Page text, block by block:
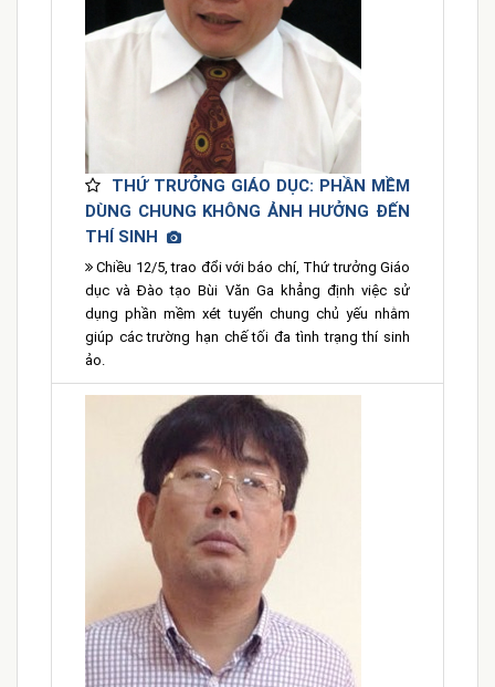
THỨ TRƯỞNG GIÁO DỤC: PHẦN MỀM
DÙNG CHUNG KHÔNG ẢNH HƯỞNG ĐẾN
THÍ SINH
Chiều 12/5, trao đổi với báo chí, Thứ trưởng Giáo
dục và Đào tạo Bùi Văn Ga khẳng định việc sử
dụng phần mềm xét tuyển chung chủ yếu nhằm
giúp các trường hạn chế tối đa tình trạng thí sinh
ảo.